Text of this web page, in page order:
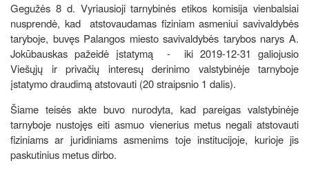
Gegužės 8 d. Vyriausioji tarnybinės etikos komisija vienbalsiai
nusprendė, kad atstovaudamas fiziniam asmeniui savivaldybės
taryboje, buvęs Palangos miesto savivaldybės tarybos narys A.
Jokūbauskas pažeidė įstatymą - iki 2019-12-31 galiojusio
Viešųjų ir privačių interesų derinimo valstybinėje tarnyboje
įstatymo draudimą atstovauti (20 straipsnio 1 dalis).
Šiame teisės akte buvo nurodyta, kad pareigas valstybinėje
tarnyboje nustojęs eiti asmuo vienerius metus negali atstovauti
fiziniams ar juridiniams asmenims toje institucijoje, kurioje jis
paskutinius metus dirbo.